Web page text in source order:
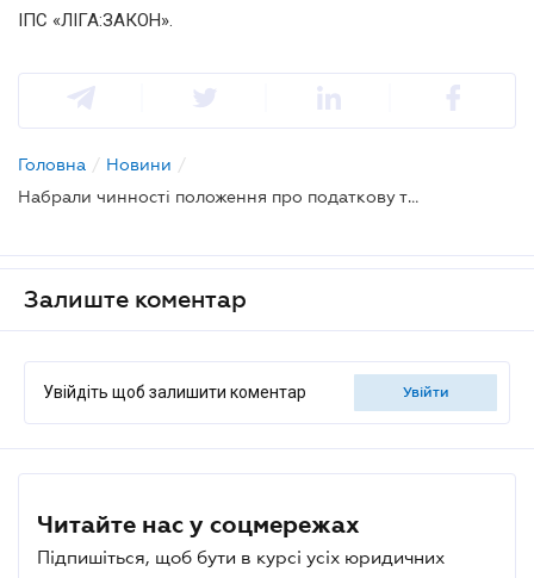
ІПС «ЛІГА:ЗАКОН».
Головна / Новини /
Набрали чинності положення про податкову та митну служби
Залиште коментар
Увійдіть щоб залишити коментар увійти
Читайте нас у соцмережах
Підпишіться, щоб бути в курсі усіх юридичних